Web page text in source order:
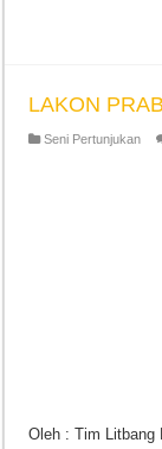
LAKON
Seni Pertunjukan
Oleh : Tim